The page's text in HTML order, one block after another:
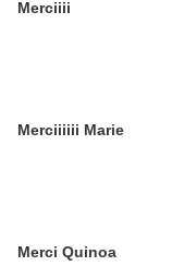
Merciiii
Merciiiiii Marie
Merci Quinoa